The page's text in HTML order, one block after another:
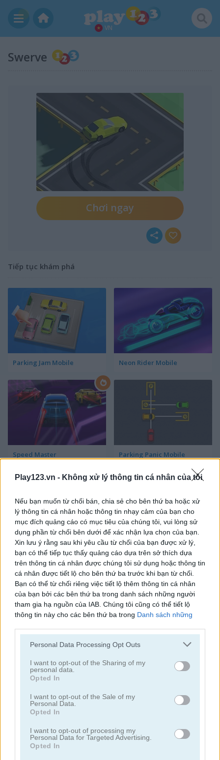
Play123.vn - Không xử lý thông tin cá nhân của tôi
Nếu bạn muốn từ chối bán, chia sẻ cho bên thứ ba hoặc xử
lý thông tin cá nhân hoặc thông tin nhạy cảm của bạn cho
mục đích quảng cáo có mục tiêu của chúng tôi, vui lòng sử
dụng phần từ chối bên dưới để xác nhận lựa chọn của bạn.
Xin lưu ý rằng sau khi yêu cầu từ chối của bạn được xử lý,
bạn có thể tiếp tục thấy quảng cáo dựa trên sở thích dựa
trên thông tin cá nhân được chúng tôi sử dụng hoặc thông tin
cá nhân được tiết lộ cho bên thứ ba trước khi bạn từ chối.
Bạn có thể từ chối riêng việc tiết lộ thêm thông tin cá nhân
của bạn bởi các bên thứ ba trong danh sách những người
tham gia hạ nguồn của IAB. Chúng tôi cũng có thể tiết lộ
thông tin này cho các bên thứ ba trong Danh sách những
lộ thêm thông tin này cho các bên thứ ba khác.
services and may gather and store information including but
not limited to your visit or usage behaviour. You may click to
grant or deny consent to Google and its third-party tags to
use your data for below specified purposes in below Google
consent section.
Personal Data Processing Opt Outs
I want to opt-out of the Sharing of my
personal data.
Opted In
I want to opt-out of the Sale of my
Personal Data.
Opted In
I want to opt-out of processing my
Personal Data for Targeted Advertising.
Opted In
VN
Swerve
Chơi ngay
Tiếp tục khám phá
Parking Jam Mobile Neon Rider Mobile
Speed Master Parking Panic Mobile
Parking Rush Drift Cup Racing
StreetRace Fury Highway Rider Extreme